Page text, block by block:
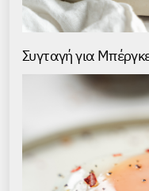
Συγταγή για